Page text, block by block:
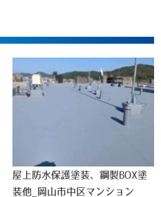
屋上防水保護塗装、鋼製BOX塗
装他_岡山市中区マンション